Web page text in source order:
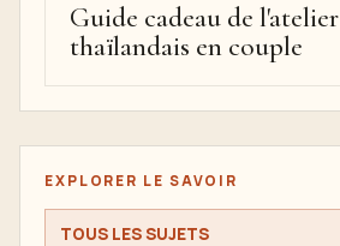
Guide cadeau de l'atelier
thaïlandais en couple
EXPLORER LE SAVOIR
TOUS LES SUJETS